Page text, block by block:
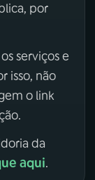
por
serviços e
isso, não
o link
da
aqui.